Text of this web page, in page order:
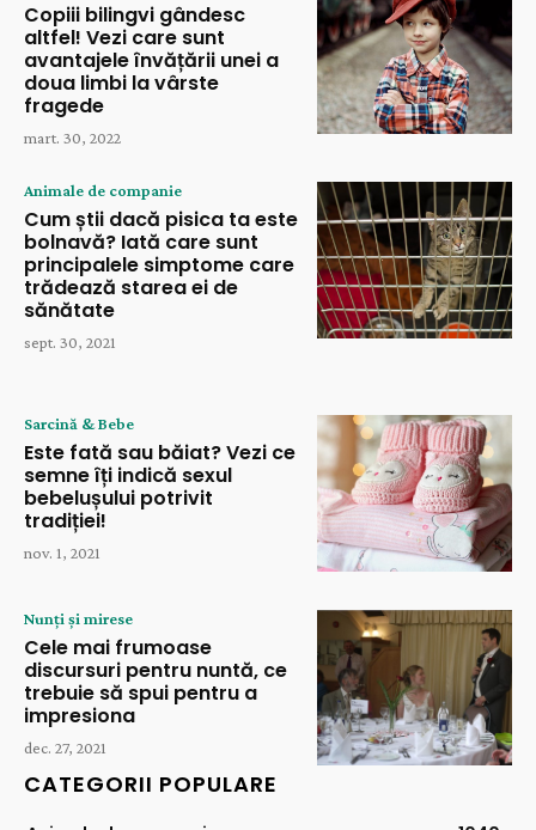
Copiii bilingvi gândesc
altfel! Vezi care sunt
avantajele învățării unei a
doua limbi la vârste
fragede
mart. 30, 2022
Animale de companie
Cum știi dacă pisica ta este
bolnavă? Iată care sunt
principalele simptome care
trădează starea ei de
sănătate
sept. 30, 2021
Sarcină & Bebe
Este fată sau băiat? Vezi ce
semne îți indică sexul
bebelușului potrivit
tradiției!
nov. 1, 2021
Nunți și mirese
Cele mai frumoase
discursuri pentru nuntă, ce
trebuie să spui pentru a
impresiona
dec. 27, 2021
CATEGORII POPULARE